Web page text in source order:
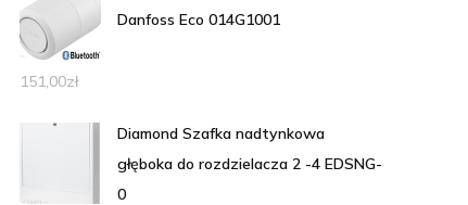
Danfoss Eco 014G1001
151,00zł
Diamond Szafka nadtynkowa
głęboka do rozdzielacza 2 -4 EDSNG-
0